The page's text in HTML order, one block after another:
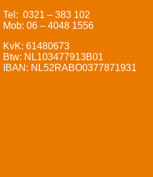
Tel: 0321 – 383 102
Mob: 06 – 4048 1556
KvK: 61480673
Btw: NL103477913B01
IBAN: NL52RABO0377871931